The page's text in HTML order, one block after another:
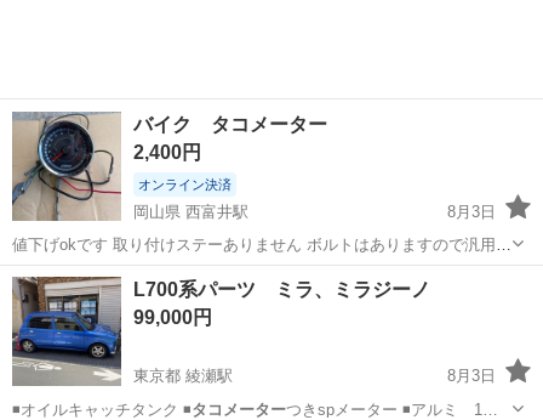
バイク タコメーター
2,400円
オンライン決済
岡山県 西富井駅
8月3日
値下げokです 取り付けステーありません ボルトはありますので汎用ス
テーでお願いします
岡山 倉敷市 西富井駅
L700系パーツ ミラ、ミラジーノ
99,000円
東京都 綾瀬駅
8月3日
◾️オイルキャッチタンク ◾️タコメーターつきspメーター ◾️アルミ 1…